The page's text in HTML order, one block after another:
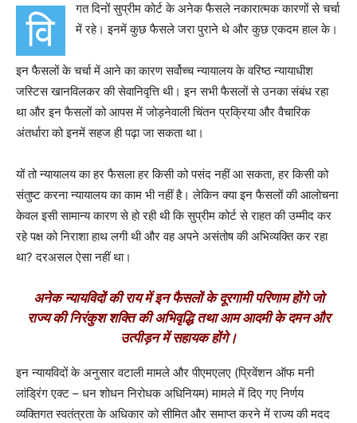
वि
गत दिनों सुप्रीम कोर्ट के अनेक फैसले नकारात्मक कारणों से चर्चा
में रहे। इनमें कुछ फैसले जरा पुराने थे और कुछ एकदम हाल के।
इन फैसलों के चर्चा में आने का कारण सर्वोच्च न्यायालय के वरिष्ठ न्यायाधीश
जस्टिस खानविलकर की सेवानिवृत्ति थी। इन सभी फैसलों से उनका संबंध रहा
था और इन फैसलों को आपस में जोड़नेवाली चिंतन प्रक्रिया और वैचारिक
अंतर्धारा को इनमें सहज ही पढ़ा जा सकता था।
यों तो न्यायालय का हर फैसला हर किसी को पसंद नहीं आ सकता, हर किसी को
संतुष्ट करना न्यायालय का काम भी नहीं है। लेकिन क्या इन फैसलों की आलोचना
केवल इसी सामान्य कारण से हो रही थी कि सुप्रीम कोर्ट से राहत की उम्मीद कर
रहे पक्ष को निराशा हाथ लगी थी और वह अपने असंतोष की अभिव्यक्ति कर रहा
था? दरअसल ऐसा नहीं था।
अनेक न्यायविदों की राय में इन फैसलों के दूरगामी परिणाम होंगे जो
राज्य की निरंकुश शक्ति की अभिवृद्धि तथा आम आदमी के दमन और
उत्पीड़न में सहायक होंगे।
इन न्यायविदों के अनुसार वटाली मामले और पीएमएलए (प्रिवेंशन ऑफ मनी
लांड्रिंग एक्ट – धन शोधन निरोधक अधिनियम) मामले में दिए गए निर्णय
व्यक्तिगत स्वतंत्रता के अधिकार को सीमित और समाप्त करने में राज्य की मदद